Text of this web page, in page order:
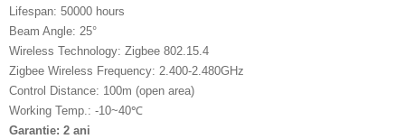
Lifespan: 50000 hours
Beam Angle: 25°
Wireless Technology: Zigbee 802.15.4
Zigbee Wireless Frequency: 2.400-2.480GHz
Control Distance: 100m (open area)
Working Temp.: -10~40℃
Garantie: 2 ani